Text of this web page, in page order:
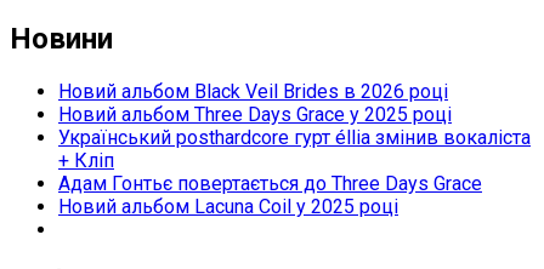
Новини
Новий альбом Black Veil Brides в 2026 році
Новий альбом Three Days Grace у 2025 році
Український posthardcore гурт éllia змінив вокаліста
+ Кліп
Адам Гонтьє повертається до Three Days Grace
Новий альбом Lacuna Coil у 2025 році